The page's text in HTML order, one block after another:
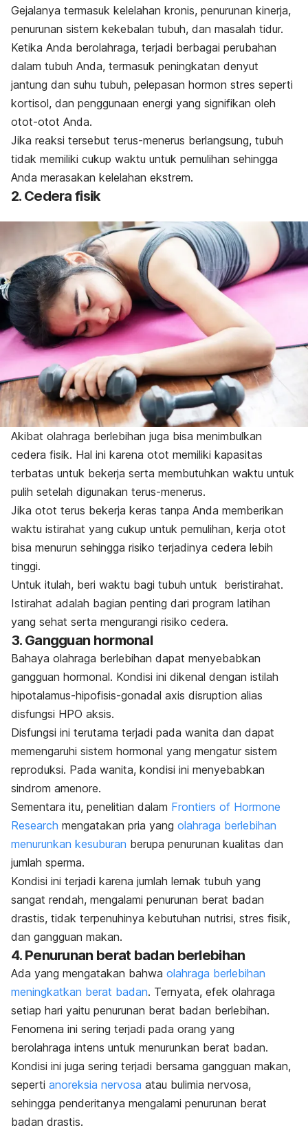
Gejalanya termasuk kelelahan kronis, penurunan kinerja,
penurunan sistem kekebalan tubuh, dan masalah tidur.
Ketika Anda berolahraga, terjadi berbagai perubahan
dalam tubuh Anda, termasuk peningkatan denyut
jantung dan suhu tubuh, pelepasan hormon stres seperti
kortisol, dan penggunaan energi yang signifikan oleh
otot-otot Anda.
Jika reaksi tersebut terus-menerus berlangsung, tubuh
tidak memiliki cukup waktu untuk pemulihan sehingga
Anda merasakan kelelahan ekstrem.
2. Cedera fisik
Akibat olahraga berlebihan juga bisa menimbulkan
cedera fisik. Hal ini karena otot memiliki kapasitas
terbatas untuk bekerja serta membutuhkan waktu untuk
pulih setelah digunakan terus-menerus.
Jika otot terus bekerja keras tanpa Anda memberikan
waktu istirahat yang cukup untuk pemulihan, kerja otot
bisa menurun sehingga risiko terjadinya cedera lebih
tinggi.
Untuk itulah, beri waktu bagi tubuh untuk beristirahat.
Istirahat adalah bagian penting dari program latihan
yang sehat serta mengurangi risiko cedera.
3. Gangguan hormonal
Bahaya olahraga berlebihan dapat menyebabkan
gangguan hormonal. Kondisi ini dikenal dengan istilah
hipotalamus-hipofisis-gonadal axis disruption alias
disfungsi HPO aksis.
Disfungsi ini terutama terjadi pada wanita dan dapat
memengaruhi sistem hormonal yang mengatur sistem
reproduksi. Pada wanita, kondisi ini menyebabkan
sindrom amenore.
Sementara itu, penelitian dalam Frontiers of Hormone
Research mengatakan pria yang olahraga berlebihan
menurunkan kesuburan berupa penurunan kualitas dan
jumlah sperma.
Kondisi ini terjadi karena jumlah lemak tubuh yang
sangat rendah, mengalami penurunan berat badan
drastis, tidak terpenuhinya kebutuhan nutrisi, stres fisik,
dan gangguan makan.
4. Penurunan berat badan berlebihan
Ada yang mengatakan bahwa olahraga berlebihan
meningkatkan berat badan. Ternyata, efek olahraga
setiap hari yaitu penurunan berat badan berlebihan.
Fenomena ini sering terjadi pada orang yang
berolahraga intens untuk menurunkan berat badan.
Kondisi ini juga sering terjadi bersama gangguan makan,
seperti anoreksia nervosa atau bulimia nervosa,
sehingga penderitanya mengalami penurunan berat
badan drastis.